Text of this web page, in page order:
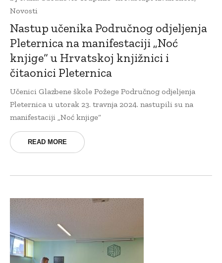
Novosti
Nastup učenika Područnog odjeljenja
Pleternica na manifestaciji „Noć
knjige“ u Hrvatskoj knjižnici i
čitaonici Pleternica
Učenici Glazbene škole Požege Područnog odjeljenja
Pleternica u utorak 23. travnja 2024. nastupili su na
manifestaciji „Noć knjige“
READ MORE